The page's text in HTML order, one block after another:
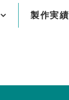
製作実績